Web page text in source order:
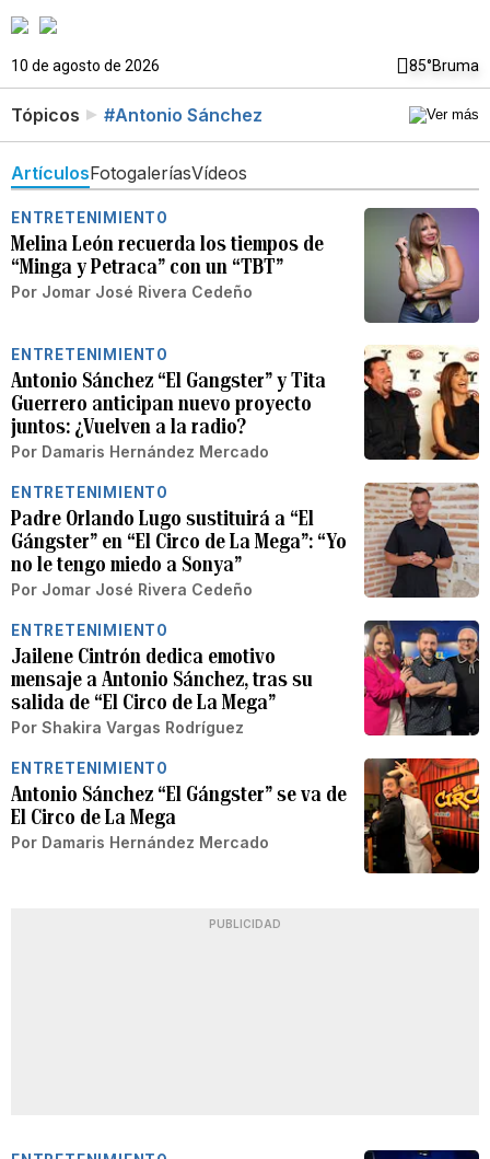
10 de agosto de 2026 85°Bruma
Tópicos #Antonio Sánchez
ArtículosFotogaleríasVídeos
ENTRETENIMIENTO
Melina León recuerda los tiempos de
“Minga y Petraca” con un “TBT”
Por Jomar José Rivera Cedeño
ENTRETENIMIENTO
Antonio Sánchez “El Gangster” y Tita
Guerrero anticipan nuevo proyecto
juntos: ¿Vuelven a la radio?
Por Damaris Hernández Mercado
ENTRETENIMIENTO
Padre Orlando Lugo sustituirá a “El
Gángster” en “El Circo de La Mega”: “Yo
no le tengo miedo a Sonya”
Por Jomar José Rivera Cedeño
ENTRETENIMIENTO
Jailene Cintrón dedica emotivo
mensaje a Antonio Sánchez, tras su
salida de “El Circo de La Mega”
Por Shakira Vargas Rodríguez
ENTRETENIMIENTO
Antonio Sánchez “El Gángster” se va de
El Circo de La Mega
Por Damaris Hernández Mercado
PUBLICIDAD